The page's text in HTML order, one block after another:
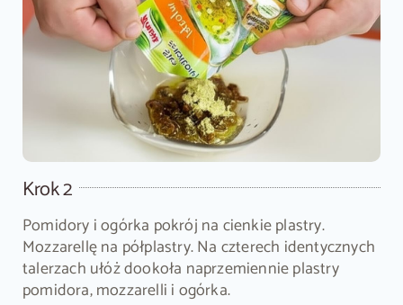
Krok 2
Pomidory i ogórka pokrój na cienkie plastry.
Mozzarellę na półplastry. Na czterech identycznych
talerzach ułóż dookoła naprzemiennie plastry
pomidora, mozzarelli i ogórka.